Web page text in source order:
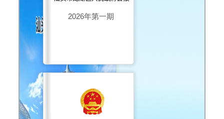
2026年第一期